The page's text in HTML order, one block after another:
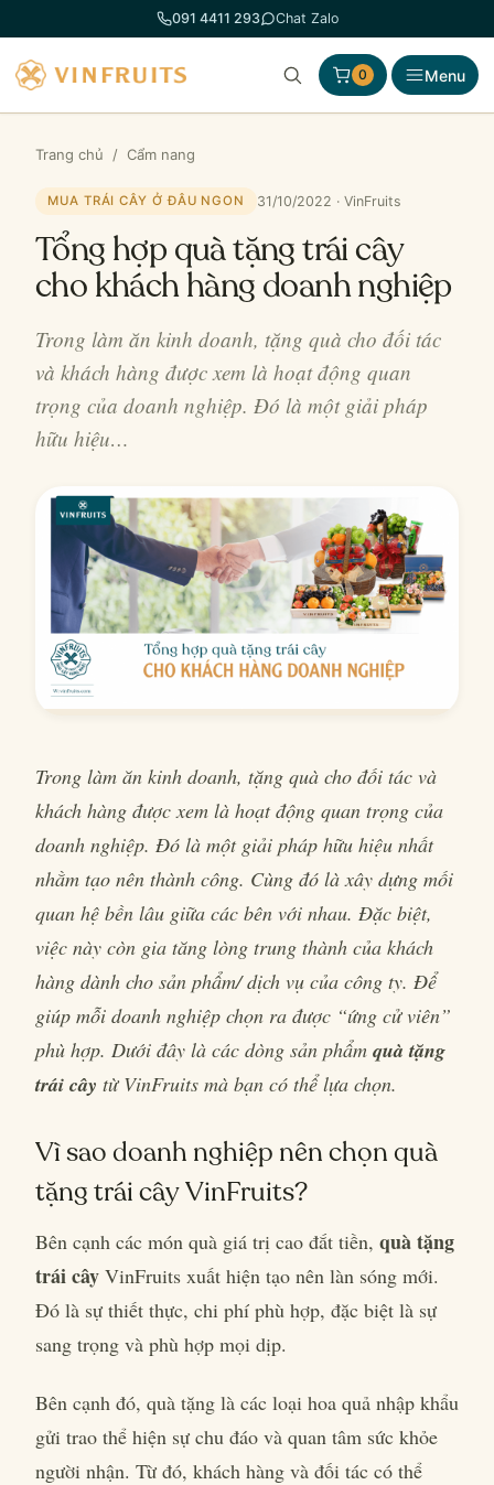
đến
phần
nội
dung
091 4411 293 Chat Zalo
0 Menu
Trang chủ / Cẩm nang
MUA TRÁI CÂY Ở ĐÂU NGON 31/10/2022 · VinFruits
Tổng hợp quà tặng trái cây
cho khách hàng doanh nghiệp
Trong làm ăn kinh doanh, tặng quà cho đối tác
và khách hàng được xem là hoạt động quan
trọng của doanh nghiệp. Đó là một giải pháp
hữu hiệu…
Trong làm ăn kinh doanh, tặng quà cho đối tác và
khách hàng được xem là hoạt động quan trọng của
doanh nghiệp. Đó là một giải pháp hữu hiệu nhất
nhằm tạo nên thành công. Cùng đó là xây dựng mối
quan hệ bền lâu giữa các bên với nhau. Đặc biệt,
việc này còn gia tăng lòng trung thành của khách
hàng dành cho sản phẩm/ dịch vụ của công ty. Để
giúp mỗi doanh nghiệp chọn ra được “ứng cử viên”
phù hợp. Dưới đây là các dòng sản phẩm quà tặng
trái cây từ VinFruits mà bạn có thể lựa chọn.
Vì sao doanh nghiệp nên chọn quà
tặng trái cây VinFruits?
Bên cạnh các món quà giá trị cao đắt tiền, quà tặng
trái cây VinFruits xuất hiện tạo nên làn sóng mới.
Đó là sự thiết thực, chi phí phù hợp, đặc biệt là sự
sang trọng và phù hợp mọi dịp.
Bên cạnh đó, quà tặng là các loại hoa quả nhập khẩu
gửi trao thể hiện sự chu đáo và quan tâm sức khỏe
người nhận. Từ đó, khách hàng và đối tác có thể